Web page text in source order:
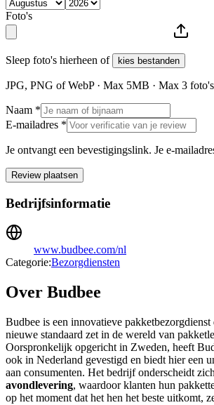
Foto's
Sleep foto's hierheen of kies bestanden
JPG, PNG of WebP · Max 5MB · Max 3 foto's
Naam *
E-mailadres *
Je ontvangt een bevestigingslink. Je e-
Review plaatsen
Bedrijfsinformatie
www.budbee.com/nl
Categorie:Bezorgdiensten
Over Budbee
Budbee is een innovatieve pakketbezorgdienst
nieuwe standaard zet in de wereld van
Oorspronkelijk opgericht in Zweden, heeft
ook in Nederland gevestigd en biedt hier een
aan consumenten. Het bedrijf onderscheidt
avondlevering, waardoor klanten hun
op het moment dat het hen het beste uitkomt,